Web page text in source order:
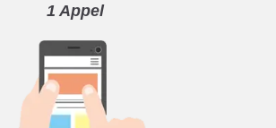
1 Appel